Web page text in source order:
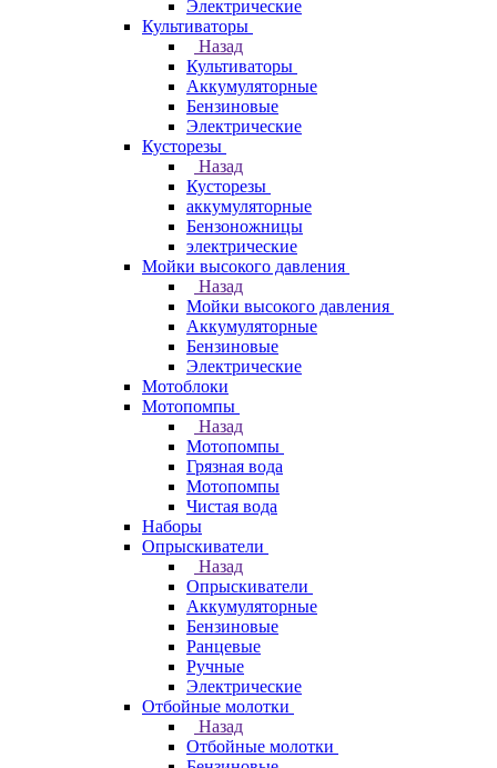
Электрические
Культиваторы
Назад
Культиваторы
Аккумуляторные
Бензиновые
Электрические
Кусторезы
Назад
Кусторезы
аккумуляторные
Бензоножницы
электрические
Мойки высокого давления
Назад
Мойки высокого давления
Аккумуляторные
Бензиновые
Электрические
Мотоблоки
Мотопомпы
Назад
Мотопомпы
Грязная вода
Мотопомпы
Чистая вода
Наборы
Опрыскиватели
Назад
Опрыскиватели
Аккумуляторные
Бензиновые
Ранцевые
Ручные
Электрические
Отбойные молотки
Назад
Отбойные молотки